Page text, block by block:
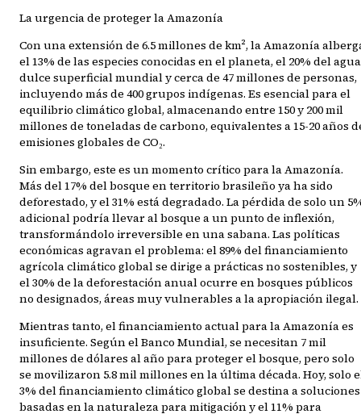
La urgencia de proteger la Amazonía
Con una extensión de 6.5 millones de km², la Amazonía
el 13% de las especies conocidas en el planeta, el 20% del agua
dulce superficial mundial y cerca de 47 millones de personas,
incluyendo más de 400 grupos indígenas. Es esencial para el
equilibrio climático global, almacenando entre 150 y 200 mil
millones de toneladas de carbono, equivalentes a 15-20 años
emisiones globales de CO₂.
Sin embargo, este es un momento crítico para la Amazonía.
Más del 17% del bosque en territorio brasileño ya ha sido
deforestado, y el 31% está degradado. La pérdida de solo un
adicional podría llevar al bosque a un punto de inflexión,
transformándolo irreversible en una sabana. Las políticas
económicas agravan el problema: el 89% del financiamiento
agrícola climático global se dirige a prácticas no sostenibles, y
el 30% de la deforestación anual ocurre en bosques públicos
no designados, áreas muy vulnerables a la apropiación ilegal.
Mientras tanto, el financiamiento actual para la Amazonía es
insuficiente. Según el Banco Mundial, se necesitan 7 mil
millones de dólares al año para proteger el bosque, pero solo
se movilizaron 5.8 mil millones en la última década. Hoy, solo
3% del financiamiento climático global se destina a soluciones
basadas en la naturaleza para mitigación y el 11% para